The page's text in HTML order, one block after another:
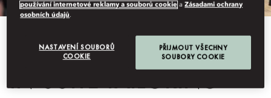
IN-SUITE TAILORING
používání internetové reklamy a souborů cookie aZásadami ochrany
osobních údajů.
NASTAVENÍ SOUBORŮ
COOKIE
PŘIJMOUT VŠECHNY
SOUBORY COOKIE